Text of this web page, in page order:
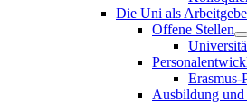
Die Uni als
Offene Stellen
Erasmus-
Ausbildung und